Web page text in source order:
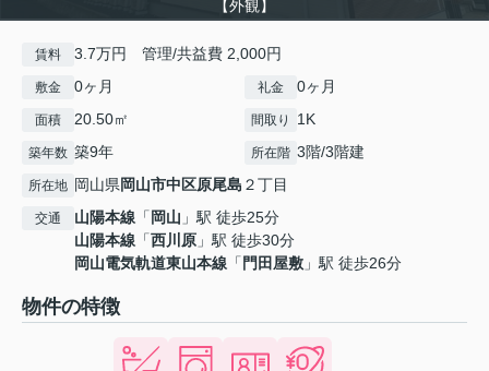
【外観】
賃料 3.7万円 管理/共益費 2,000円
敷金 0ヶ月 礼金 0ヶ月
面積 20.50㎡ 間取り 1K
築年数 築9年 所在階 3階/3階建
所在地 岡山県岡山市中区原尾島 ２丁目
交通 山陽本線 「 岡山 」駅 徒歩25分
山陽本線 「西川原 」駅 徒歩30分
岡山電気軌道東山本線 「 門田屋敷 」駅 徒歩26分
物件の特徴